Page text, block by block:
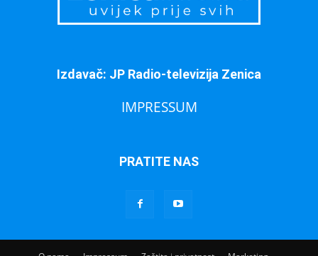
Izdavač: JP Radio-televizija Zenica
IMPRESSUM
PRATITE NAS